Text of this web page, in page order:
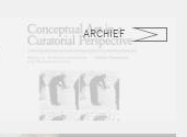
ARCHIEF